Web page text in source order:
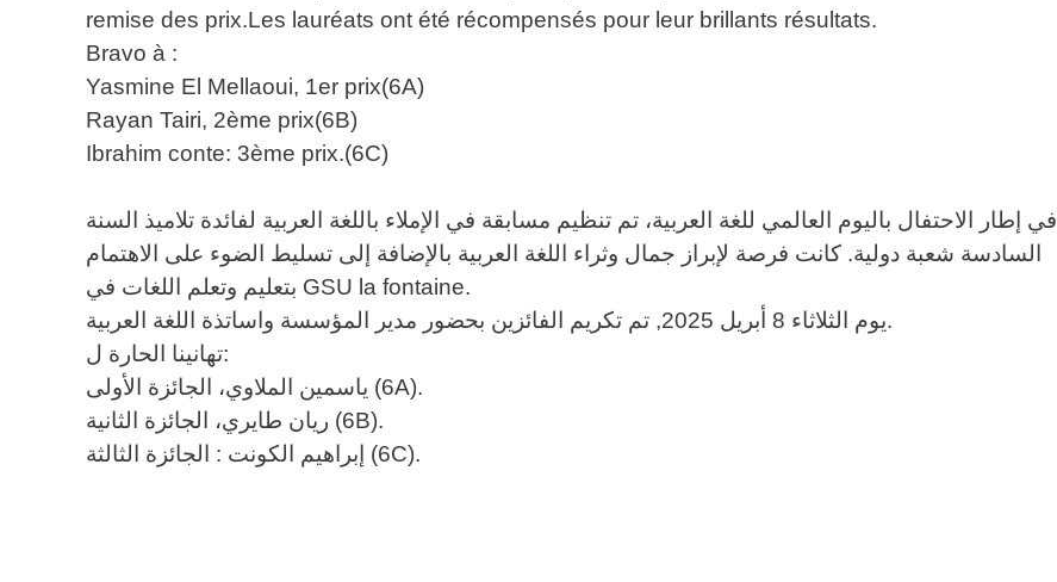
remise des prix.Les lauréats ont été récompensés pour leur brillants résultats.
Bravo à :
Yasmine El Mellaoui, 1er prix(6A)
Rayan Tairi, 2ème prix(6B)
Ibrahim conte: 3ème prix.(6C)
في إطار الاحتفال باليوم العالمي للغة العربية، تم تنظيم مسابقة في الإملاء باللغة العربية لفائدة تلاميذ السنة
السادسة شعبة دولية. كانت فرصة لإبراز جمال وثراء اللغة العربية بالإضافة إلى تسليط الضوء على الاهتمام
بتعليم وتعلم اللغات في GSU la fontaine.
يوم الثلاثاء 8 أبريل 2025, تم تكريم الفائزين بحضور مدير المؤسسة واساتذة اللغة العربية.
تهانينا الحارة ل:
ياسمين الملاوي، الجائزة الأولى (6A).
ريان طايري، الجائزة الثانية (6B).
إبراهيم الكونت : الجائزة الثالثة (6C).